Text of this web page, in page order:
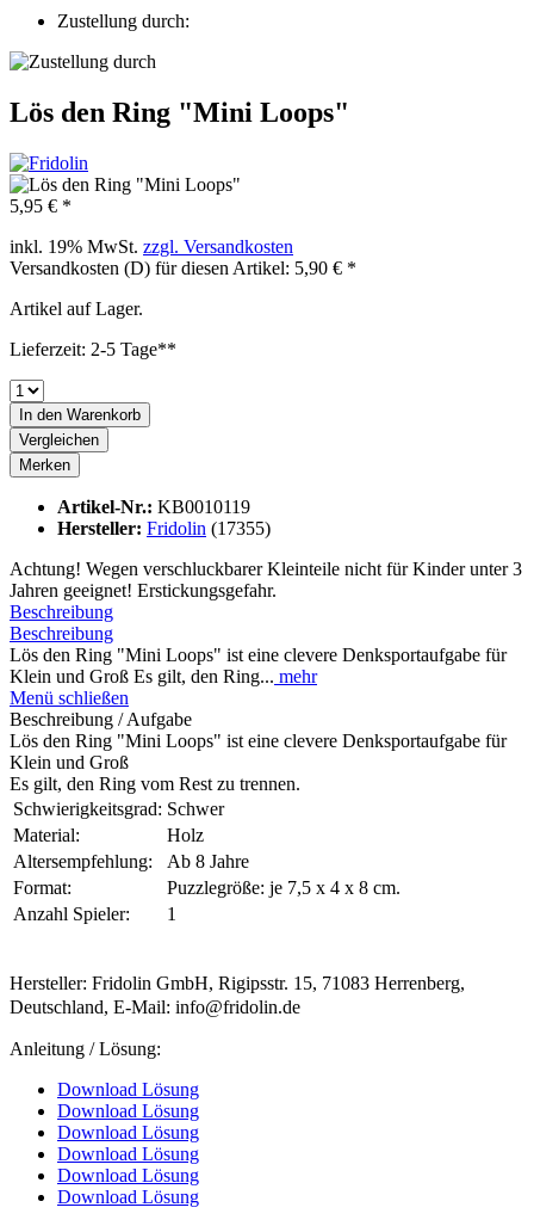
Zustellung durch:
Lös den Ring "Mini Loops"
5,95 € *
inkl. 19% MwSt. zzgl. Versandkosten
Versandkosten (D) für diesen Artikel: 5,90 € *
Artikel auf Lager.
Lieferzeit: 2-5 Tage**
In den Warenkorb
Vergleichen
Merken
Artikel-Nr.: KB0010119
Hersteller: Fridolin (17355)
Achtung! Wegen verschluckbarer Kleinteile nicht für Kinder unter 3
Jahren geeignet! Erstickungsgefahr.
Beschreibung
Beschreibung
Lös den Ring "Mini Loops" ist eine clevere Denksportaufgabe für
Klein und Groß Es gilt, den Ring... mehr
Menü schließen
Beschreibung / Aufgabe
Lös den Ring "Mini Loops" ist eine clevere Denksportaufgabe für
Klein und Groß
Es gilt, den Ring vom Rest zu trennen.
Schwierigkeitsgrad: Schwer
Material:
Holz
Altersempfehlung:
Ab 8 Jahre
Format:
Puzzlegröße: je 7,5 x 4 x 8 cm.
Anzahl Spieler:
1
Hersteller: Fridolin GmbH, Rigipsstr. 15, 71083 Herrenberg,
Deutschland, E-Mail: info@fridolin.de
Anleitung / Lösung:
Download Lösung
Download Lösung
Download Lösung
Download Lösung
Download Lösung
Download Lösung